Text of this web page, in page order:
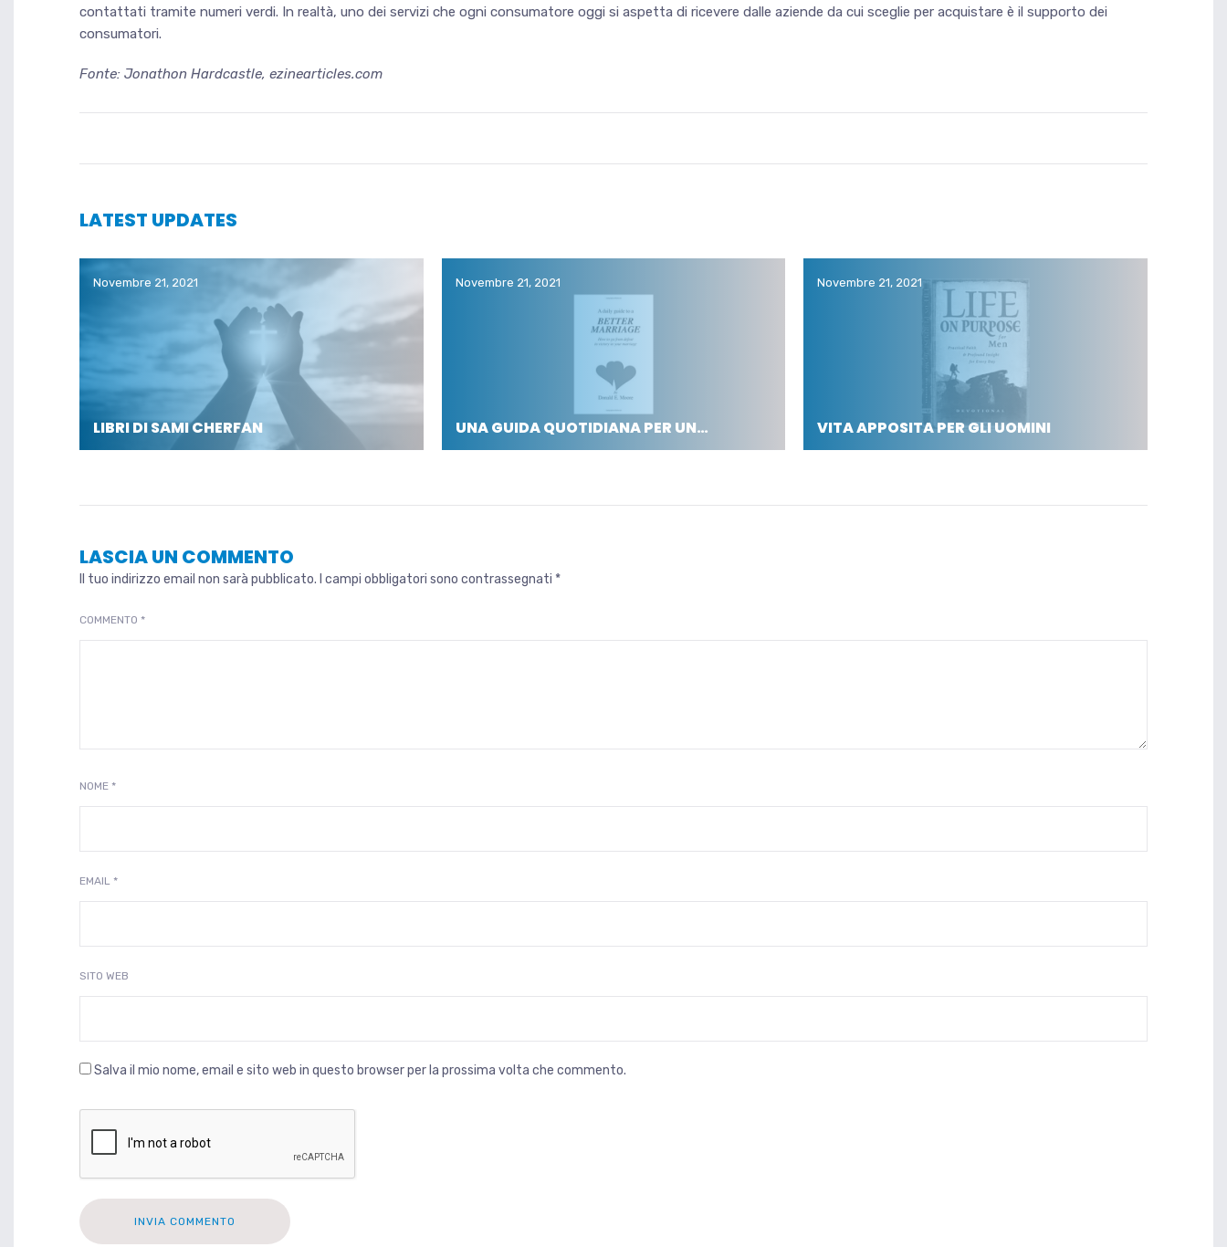
contattati tramite numeri verdi. In realtà, uno dei servizi che ogni consumatore oggi si aspetta di ricevere dalle aziende da cui sceglie per acquistare è il supporto dei
consumatori.
Fonte: Jonathon Hardcastle, ezinearticles.com
LATEST UPDATES
Novembre 21, 2021
LIBRI DI SAMI CHERFAN
Novembre 21, 2021
UNA GUIDA QUOTIDIANA PER UN…
Novembre 21, 2021
VITA APPOSITA PER GLI UOMINI
LASCIA UN COMMENTO
Il tuo indirizzo email non sarà pubblicato. I campi obbligatori sono contrassegnati *
COMMENTO *
NOME *
EMAIL *
SITO WEB
Salva il mio nome, email e sito web in questo browser per la prossima volta che commento.